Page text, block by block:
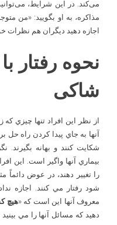
می‌کند. در این شرایط،
مذاکره، به او بگویید: «من
اجازه دهید دیگران هم نظرات
نحوه رفتار
شاکی
از نظر اين افراد تنها چيزي
آنها به جاي پيدا کردن راه
شکايت کنند و بهانه بگيرند.
بيماري آنها واگير است. اين
را تغيير دهند، در عوض دائماً
شود رفتار مي کنند. اجازه
معروف آنها اين است که «هيچ
دهيد که مسائل آنها را مي